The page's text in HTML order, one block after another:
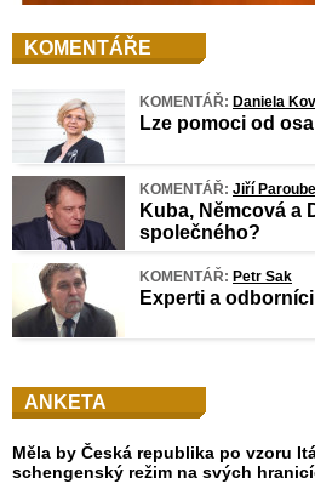
KOMENTÁŘE
KOMENTÁŘ: Daniela
Lze pomoci od
KOMENTÁŘ: Jiří
Kuba, Němcová a
společného?
KOMENTÁŘ: Petr Sak
Experti a
ANKETA
Měla by Česká republika po vzoru
schengenský režim na svých